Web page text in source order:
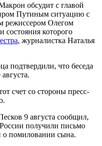
обсудит с главой
Путиным ситуацию с
режиссером Олегом
которого
, журналистка Наталья
подтвердили, что беседа
счет со стороны пресс-
9 августа сообщил,
получили письмо
о помиловании сына.